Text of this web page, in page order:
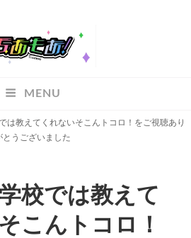
MENU
は教えてくれないそこんトコロ！をご視聴あり
とうございました
校では教えて
こんトコロ！